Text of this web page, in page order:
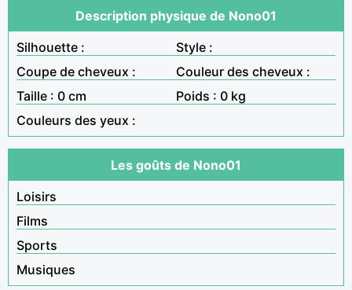
Description physique de Nono01
Silhouette :
Style :
Coupe de cheveux :
Couleur des cheveux :
Taille : 0 cm
Poids : 0 kg
Couleurs des yeux :
Les goûts de Nono01
Loisirs
Films
Sports
Musiques